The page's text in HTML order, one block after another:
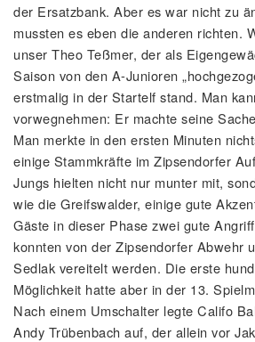
der Ersatzbank. Aber es war nicht zu
mussten es eben die anderen richten.
unser Theo Teßmer, der als
Saison von den A-Junioren
erstmalig in der Startelf stand. Man
vorwegnehmen: Er machte seine
Man merkte in den ersten Minuten
einige Stammkräfte im Zipsendorfer
Jungs hielten nicht nur munter mit,
wie die Greifswalder, einige gute
Gäste in dieser Phase zwei gute
konnten von der Zipsendorfer Abwehr
Sedlak vereitelt werden. Die erste
Möglichkeit hatte aber in der 13.
Nach einem Umschalter legte Califo
Andy Trübenbach auf, der allein vor